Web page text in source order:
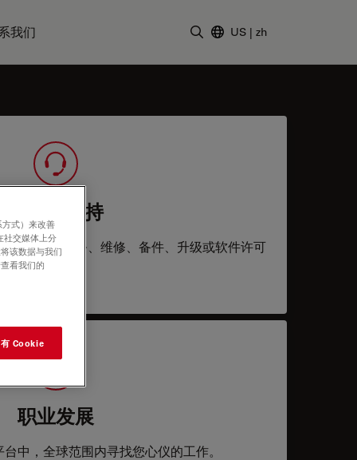
我们 US | zh
服务与支持
行：技术服务、维修、备件、升级或软件许可
证。
职业发展
中，全球范围内寻找您心仪的工作。
式）来改善
社交媒体上分
该数据与我们
看我们的
Cookie